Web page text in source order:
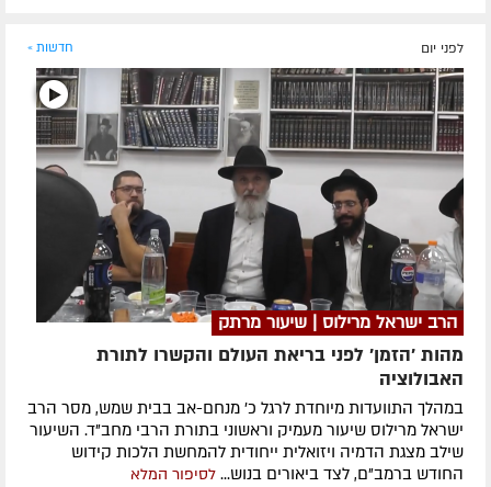
לפני יום חדשות »
הרב ישראל מרילוס | שיעור מרתק
מהות 'הזמן' לפני בריאת העולם והקשרו לתורת
האבולוציה
במהלך התוועדות מיוחדת לרגל כ' מנחם-אב בבית שמש, מסר הרב
ישראל מרילוס שיעור מעמיק וראשוני בתורת הרבי מחב"ד. השיעור
שילב מצגת הדמיה ויזואלית ייחודית להמחשת הלכות קידוש
החודש ברמב"ם, לצד ביאורים בנוש... לסיפור המלא